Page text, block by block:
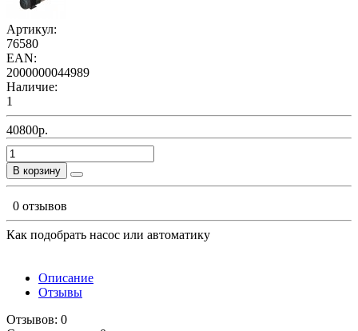
Артикул:
76580
EAN:
2000000044989
Наличие:
1
40800р.
В корзину
0 отзывов
Как подобрать насос или автоматику
Описание
Отзывы
Отзывов: 0